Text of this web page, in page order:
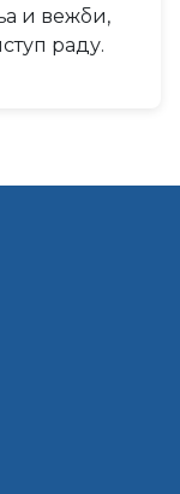
и вежби,
раду.